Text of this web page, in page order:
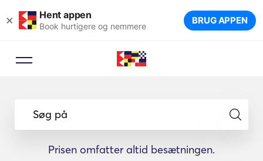
× Hent appen
Book hurtigere og nemmere BRUG APPEN
Søg på
Prisen omfatter altid besætningen.